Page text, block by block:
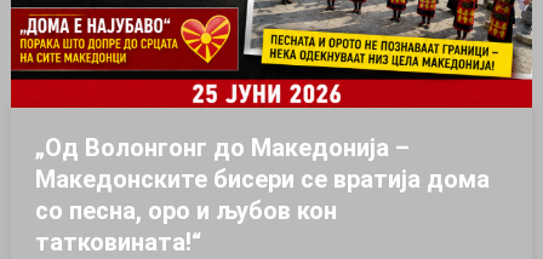
„Од Волонгонг до Македонија –
Македонските бисери се вратија дома
со песна, оро и љубов кон
татковината!“